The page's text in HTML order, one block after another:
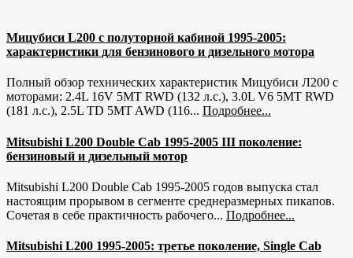
Мицубиси L200 с полуторной кабиной 1995-2005:
характеристики для бензинового и дизельного мотора
Полный обзор технических характеристик Мицубиси Л200 с
моторами: 2.4L 16V 5MT RWD (132 л.с.), 3.0L V6 5MT RWD
(181 л.с.), 2.5L TD 5MT AWD (116... Подробнее...
Mitsubishi L200 Double Cab 1995-2005 III поколение:
бензиновый и дизельный мотор
Mitsubishi L200 Double Cab 1995-2005 годов выпуска стал
настоящим прорывом в сегменте среднеразмерных пикапов.
Сочетая в себе практичность рабочего... Подробнее...
Mitsubishi L200 1995-2005: третье поколение, Single Cab